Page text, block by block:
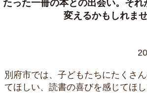
たった一冊の本との出会い。それ
変えるかもしれま
別府市では、子どもたちにたくさ
てほしい、読書の喜びを感じてほ